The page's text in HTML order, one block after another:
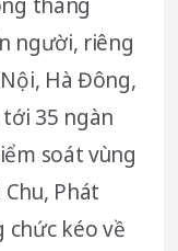
người, riêng
Hà Đông,
35 ngàn
soát vùng
Phát
chức kéo về